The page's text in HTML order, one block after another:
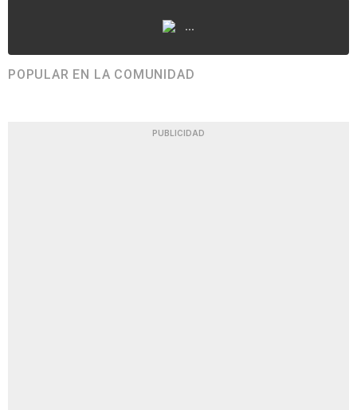
...
POPULAR EN LA COMUNIDAD
PUBLICIDAD